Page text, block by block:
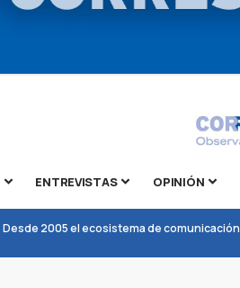
ENTREVISTAS OPINIÓN
Desde 2005 el ecosistema de comunicación